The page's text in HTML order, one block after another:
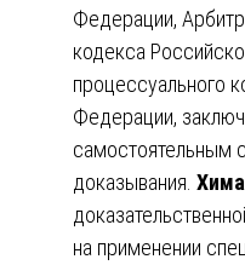
Федерации,
кодекса
процессуального
Федерации,
самостоятельным
доказывания.
на применении